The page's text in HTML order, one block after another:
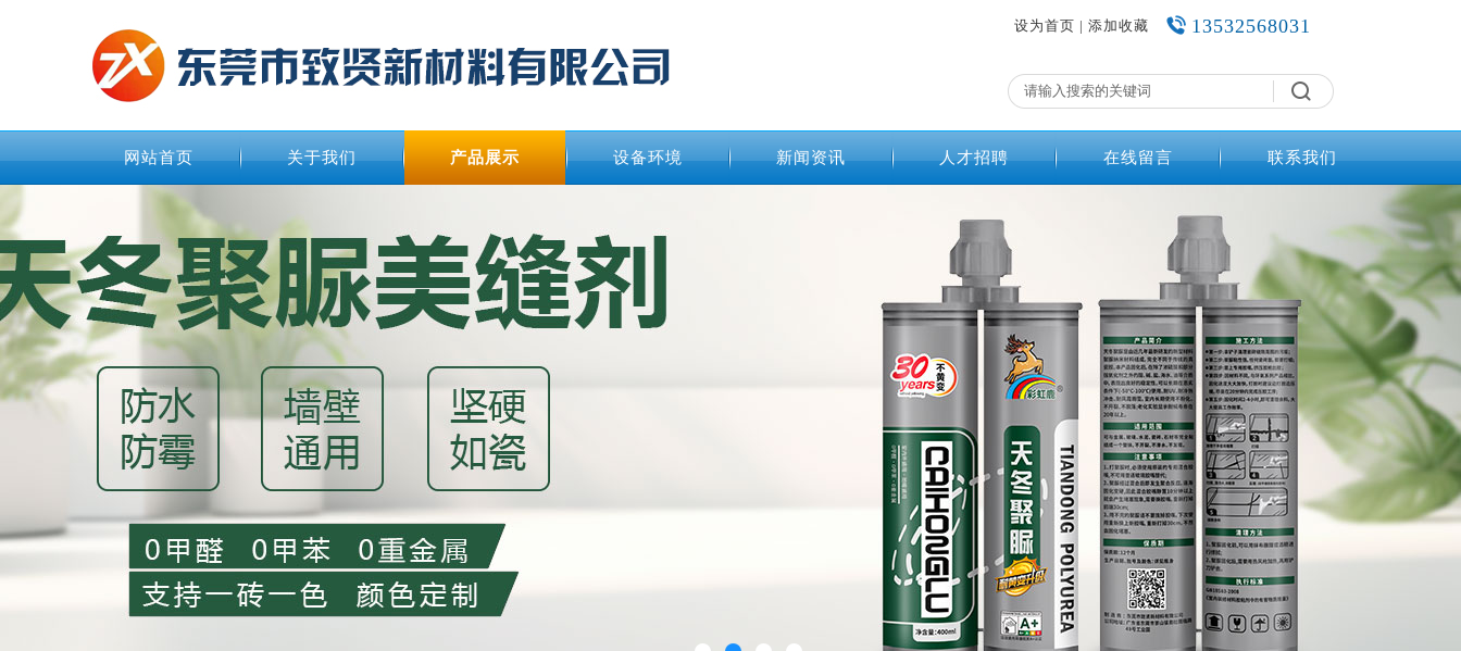
设为首页 | 添加收藏 13532568031
网站首页 关于我们 产品展示 设备环境 新闻资讯 人才招聘 在线留言 联系我们